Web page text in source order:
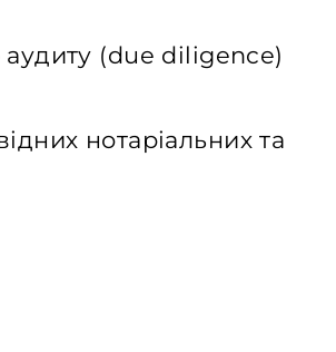
(due diligence)
нотаріальних та